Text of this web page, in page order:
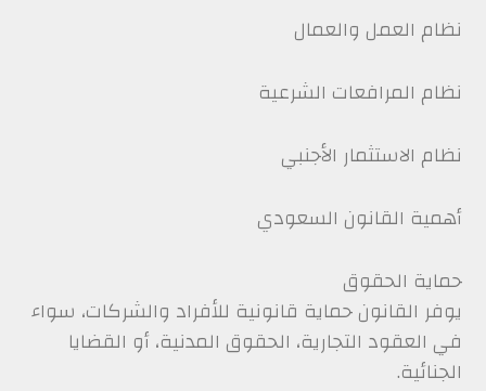
نظام العمل والعمال
نظام المرافعات الشرعية
نظام الاستثمار الأجنبي
أهمية القانون السعودي
حماية الحقوق
يوفر القانون حماية قانونية للأفراد والشركات، سواء
في العقود التجارية، الحقوق المدنية، أو القضايا
الجنائية.